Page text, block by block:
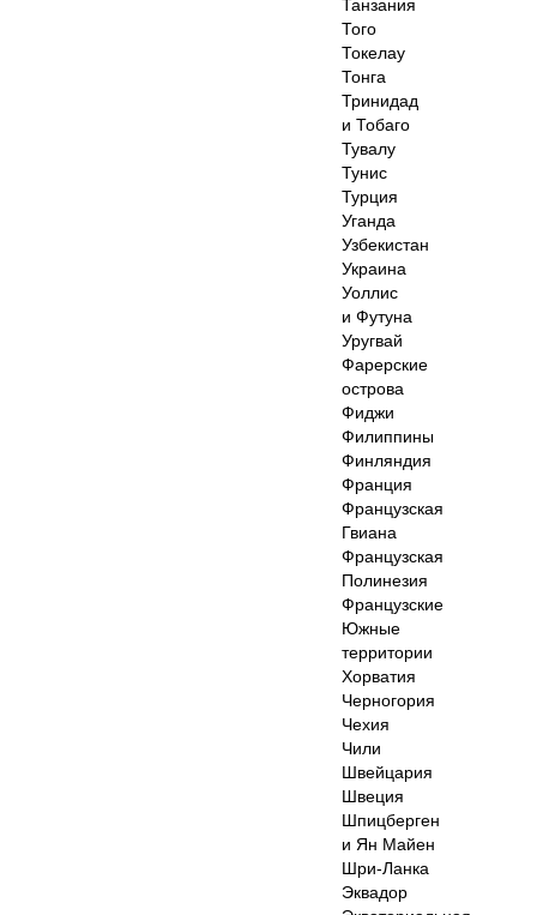
Танзания
Того
Токелау
Тонга
Тринидад
и Тобаго
Тувалу
Тунис
Турция
Уганда
Узбекистан
Украина
Уоллис
и Футуна
Уругвай
Фарерские
острова
Фиджи
Филиппины
Финляндия
Франция
Французская
Гвиана
Французская
Полинезия
Французские
Южные
территории
Хорватия
Черногория
Чехия
Чили
Швейцария
Швеция
Шпицберген
и Ян Майен
Шри-Ланка
Эквадор